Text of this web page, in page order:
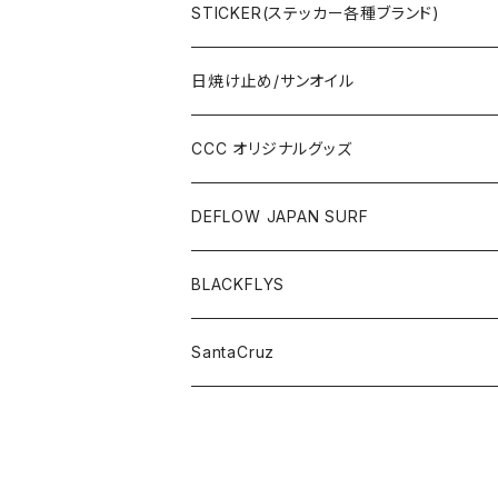
STICKER(ステッカー各種ブランド)
日焼け止め/サンオイル
CCC オリジナルグッズ
DEFLOW JAPAN SURF
BLACKFLYS
SantaCruz